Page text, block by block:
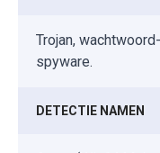
Trojan,
spyware.
DETECTIE NAMEN